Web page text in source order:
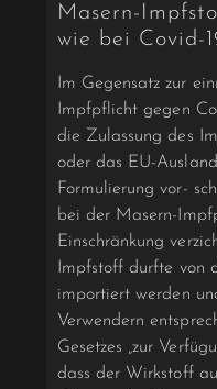
Masern-
wie bei Covid-
Im Gegensatz zur
Impfpflicht gegen
die Zulassung des
oder das EU-
Formulierung vor-
bei der Masern-
Einschränkung
Impfstoff durfte von
importiert werden
Verwendern
Gesetzes „zur
dass der Wirkstoff